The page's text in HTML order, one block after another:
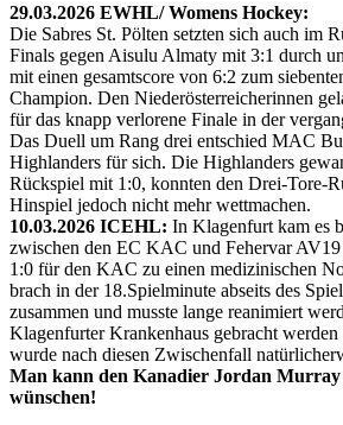
29.03.2026 EWHL/ Womens Hockey:
Die Sabres St. Pölten setzten sich auch im
Finals gegen Aisulu Almaty mit 3:1 durch
mit einen gesamtscore von 6:2 zum
Champion. Den Niederösterreicherinnen
für das knapp verlorene Finale in der
Das Duell um Rang drei entschied MAC
Highlanders für sich. Die Highlanders
Rückspiel mit 1:0, konnten den Drei-Tore-
Hinspiel jedoch nicht mehr wettmachen.
10.03.2026 ICEHL: In Klagenfurt kam es
zwischen den EC KAC und Fehervar
1:0 für den KAC zu einen medizinischen
brach in der 18.Spielminute abseits des
zusammen und musste lange reanimiert
Klagenfurter Krankenhaus gebracht
wurde nach diesen Zwischenfall
Man kann den Kanadier Jordan Murray
wünschen!